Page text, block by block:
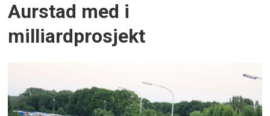
Aurstad med i
milliardprosjekt